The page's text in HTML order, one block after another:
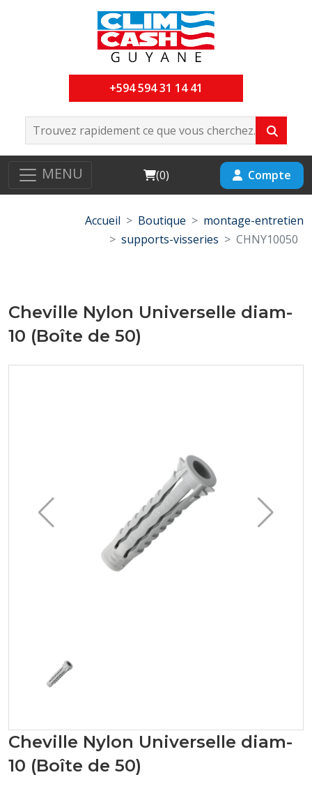
+594 594 31 14 41
MENU Cart
(0) Compte
Accueil Boutique
montage-entretien
supports-visseries
CHNY10050
Cheville Nylon Universelle diam-
10 (Boîte de 50)
Cheville Nylon Universelle diam-
10 (Boîte de 50)